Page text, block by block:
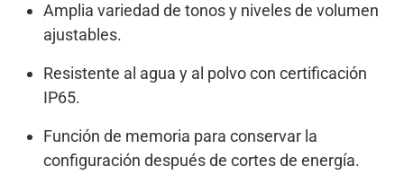
Amplia variedad de tonos y niveles de volumen
ajustables.
Resistente al agua y al polvo con certificación
IP65.
Función de memoria para conservar la
configuración después de cortes de energía.